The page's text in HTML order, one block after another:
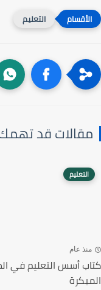
التعليم
مقالات قد
التعليم
منذ عام
كتاب أسس التعليم في
المبكرة